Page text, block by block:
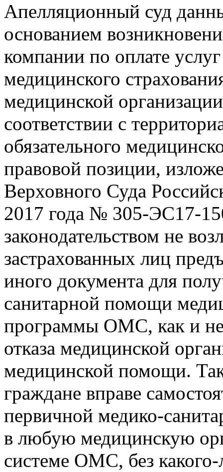
Апелляционный суд
основанием
компании по оплате услуг
медицинского
медицинской
соответствии с
обязательного
правовой позиции,
Верховного Суда
2017 года № 305-ЭС17-
законодательством не
застрахованных лиц
иного документа для
санитарной помощи
программы ОМС, как и не
отказа медицинской
медицинской помощи.
граждане вправе
первичной медико-
в любую медицинскую
системе ОМС, без